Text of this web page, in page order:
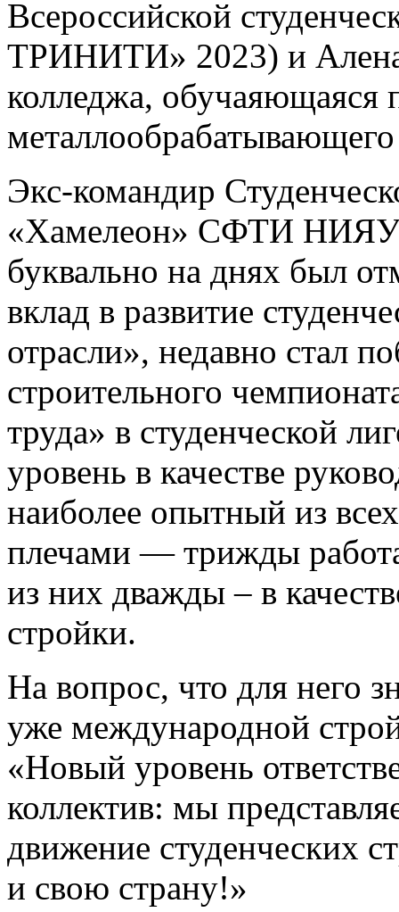
Всероссийской
ТРИНИТИ» 2023) и Алена
колледжа, обучаяющаяся
Экс-командир
«Хамелеон» СФТИ
буквально на днях был
вклад в развитие
отрасли», недавно стал
строительного
труда» в студенческой
уровень в качестве
наиболее опытный из
плечами — трижды
из них дважды – в
стройки.
На вопрос, что для него
уже международной
«Новый уровень
коллектив: мы
движение студенческих
и свою страну!»